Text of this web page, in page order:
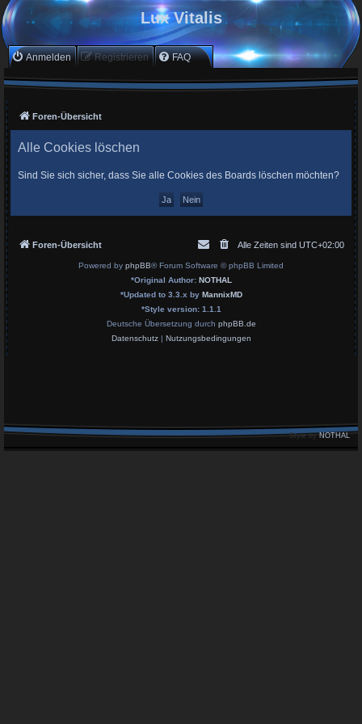
Lux Vitalis
Anmelden Registrieren FAQ
Foren-Übersicht
Alle Cookies löschen
Sind Sie sich sicher, dass Sie alle Cookies des Boards löschen möchten?
Foren-Übersicht Alle Zeiten sind UTC+02:00
Powered by phpBB® Forum Software © phpBB Limited
*Original Author: NOTHAL
*Updated to 3.3.x by MannixMD
*Style version: 1.1.1
Deutsche Übersetzung durch phpBB.de
Datenschutz| Nutzungsbedingungen
Style byNOTHAL